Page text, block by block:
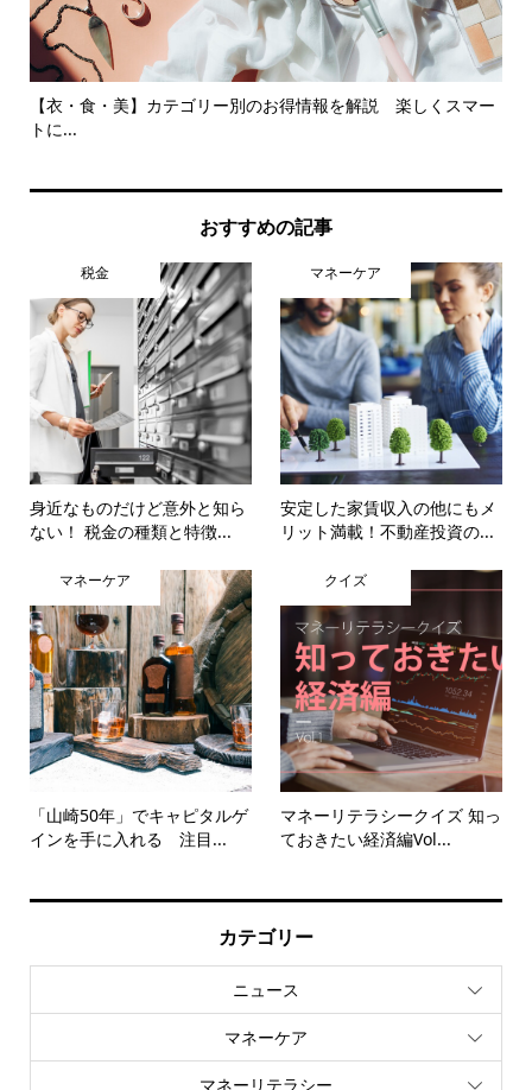
【衣・食・美】カテゴリー別のお得情報を解説 楽しくスマー
トに...
おすすめの記事
税金
身近なものだけど意外と知ら
ない！ 税金の種類と特徴...
マネーケア
安定した家賃収入の他にもメ
リット満載！不動産投資の...
マネーケア
「山崎50年」でキャピタルゲ
インを手に入れる 注目...
クイズ
マネーリテラシークイズ 知っ
ておきたい経済編Vol...
カテゴリー
ニュース
マネーケア
マネーリテラシー